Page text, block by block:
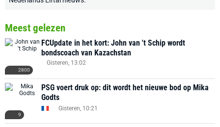
Meest gelezen
2800
FCUpdate in het kort: John van 't Schip wordt
bondscoach van Kazachstan
Gisteren, 13:02
9
PSG voert druk op: dit wordt het nieuwe bod op Mika
Godts
Gisteren, 10:21